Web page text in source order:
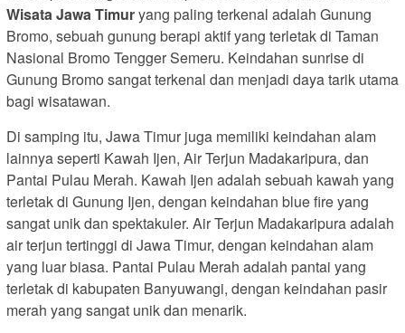
Wisata Jawa Timuryang paling terkenal adalah Gunung
Bromo, sebuah gunung berapi aktif yang terletak di Taman
Nasional Bromo Tengger Semeru. Keindahan sunrise di
Gunung Bromo sangat terkenal dan menjadi daya tarik utama
bagi wisatawan.
Di samping itu, Jawa Timur juga memiliki keindahan alam
lainnya seperti Kawah Ijen, Air Terjun Madakaripura, dan
Pantai Pulau Merah. Kawah Ijen adalah sebuah kawah yang
terletak di Gunung Ijen, dengan keindahan blue fire yang
sangat unik dan spektakuler. Air Terjun Madakaripura adalah
air terjun tertinggi di Jawa Timur, dengan keindahan alam
yang luar biasa. Pantai Pulau Merah adalah pantai yang
terletak di kabupaten Banyuwangi, dengan keindahan pasir
merah yang sangat unik dan menarik.